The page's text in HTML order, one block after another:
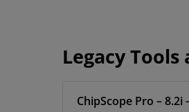
Legacy
ChipScope Pro – 8.2i